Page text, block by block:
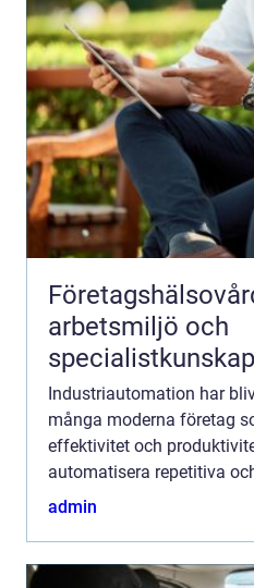
Företagshälsovård
arbetsmiljö och
Industriautomation har
många moderna företag
effektivitet och
automatisera repetitiva
arbetsuppgifter kan för...
admin